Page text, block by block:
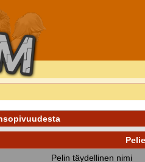
Pelin täydellinen nimi